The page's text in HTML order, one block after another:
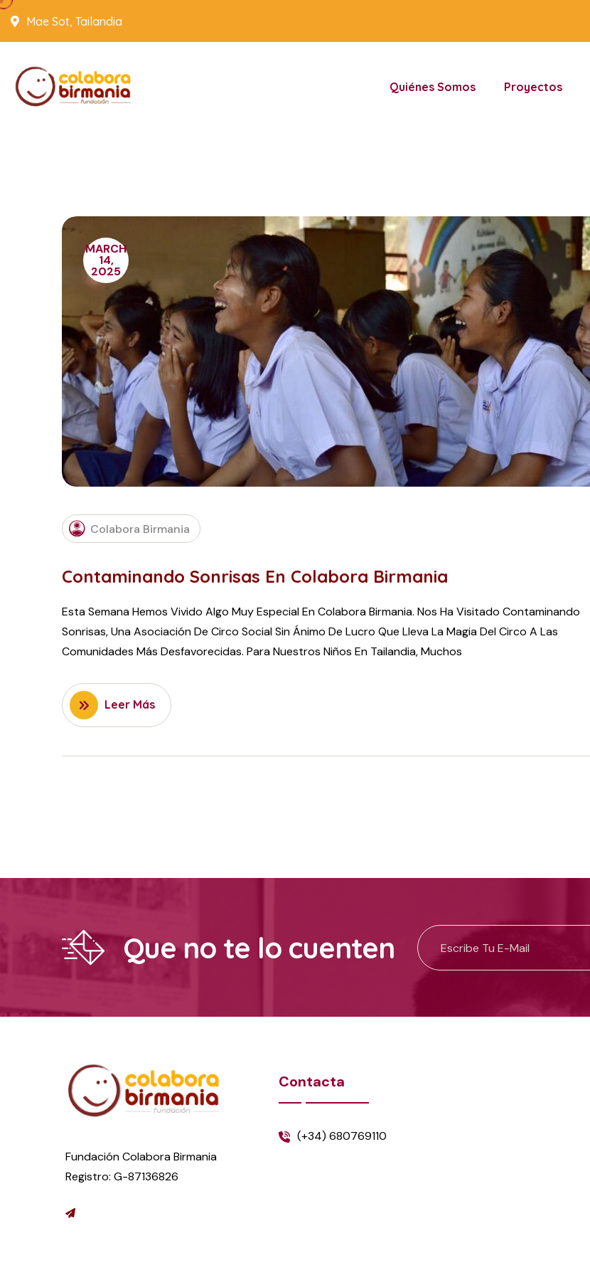
Mae Sot, Tailandia
Quiénes Somos Proyectos
MARCH
14,
2025
Colabora Birmania
Contaminando Sonrisas En Colabora Birmania
Esta Semana Hemos Vivido Algo Muy Especial En Colabora Birmania. Nos Ha Visitado Contaminando
Sonrisas, Una Asociación De Circo Social Sin Ánimo De Lucro Que Lleva La Magia Del Circo A Las
Comunidades Más Desfavorecidas. Para Nuestros Niños En Tailandia, Muchos
Leer Más
Que no te lo cuenten
Fundación Colabora Birmania
Registro: G-87136826
Contacta
(+34) 680769110